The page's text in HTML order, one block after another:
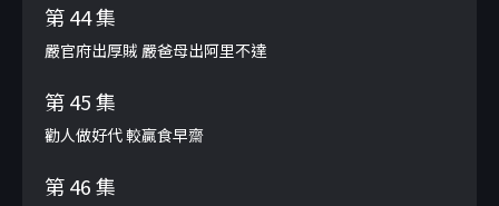
第 44 集
嚴官府出厚賊 嚴爸母出阿里不達
第 45 集
勸人做好代 較贏食早齋
第 46 集